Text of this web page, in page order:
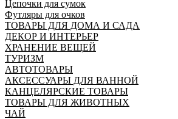
Цепочки для сумок
Футляры для очков
ТОВАРЫ ДЛЯ ДОМА И САДА
ДЕКОР И ИНТЕРЬЕР
ХРАНЕНИЕ ВЕЩЕЙ
ТУРИЗМ
АВТОТОВАРЫ
АКСЕССУАРЫ ДЛЯ ВАННОЙ
КАНЦЕЛЯРСКИЕ ТОВАРЫ
ТОВАРЫ ДЛЯ ЖИВОТНЫХ
ЧАЙ